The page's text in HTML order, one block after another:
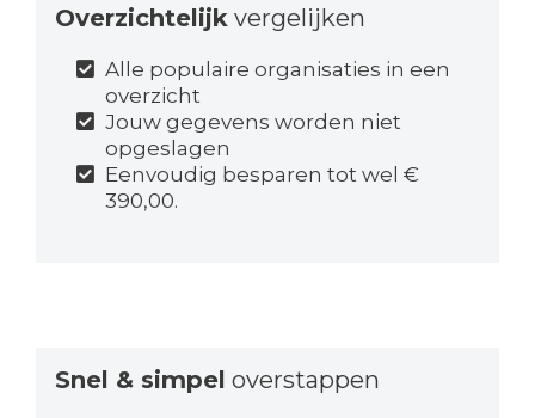
Overzichtelijk vergelijken
Alle populaire organisaties in een
overzicht
Jouw gegevens worden niet
opgeslagen
Eenvoudig besparen tot wel €
390,00.
Snel & simpel overstappen